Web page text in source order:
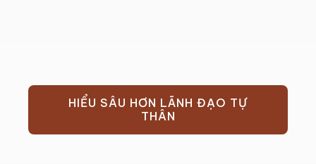
HIỂU SÂU HƠN LÃNH ĐẠO TỰ
THÂN